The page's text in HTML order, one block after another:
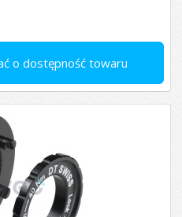
o dostępność towaru